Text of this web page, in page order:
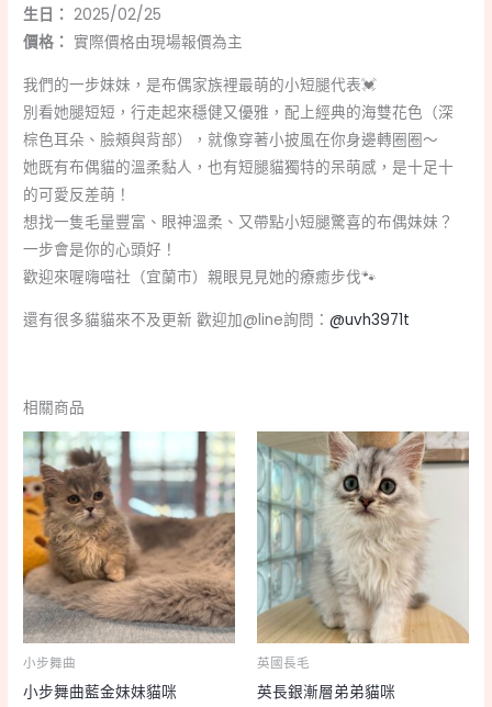
生日： 2025/02/25
價格： 實際價格由現場報價為主
我們的一步妹妹，是布偶家族裡最萌的小短腿代表💓
別看她腿短短，行走起來穩健又優雅，配上經典的海雙花色（深
棕色耳朵、臉頰與背部），就像穿著小披風在你身邊轉圈圈～
她既有布偶貓的溫柔黏人，也有短腿貓獨特的呆萌感，是十足十
的可愛反差萌！
想找一隻毛量豐富、眼神溫柔、又帶點小短腿驚喜的布偶妹妹？
一步會是你的心頭好！
歡迎來喔嗨喵社（宜蘭市）親眼見見她的療癒步伐🐾
還有很多貓貓來不及更新 歡迎加@line詢問：@uvh3971t
相關商品
小步舞曲
小步舞曲藍金妹妹貓咪
英國長毛
英長銀漸層弟弟貓咪